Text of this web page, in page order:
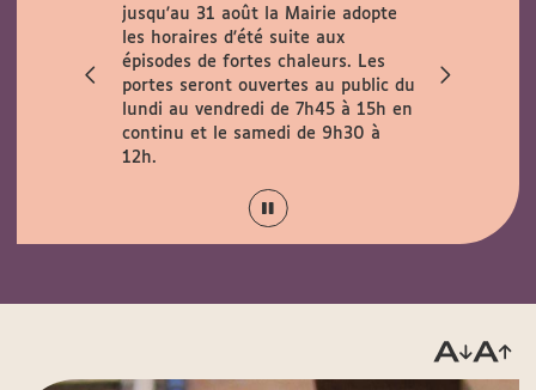
jusqu'au 31 août la Mairie adopte
les horaires d'été suite aux
épisodes de fortes chaleurs. Les
portes seront ouvertes au public du
lundi au vendredi de 7h45 à 15h en
continu et le samedi de 9h30 à
12h.